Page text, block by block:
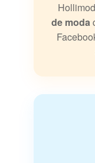
de moda